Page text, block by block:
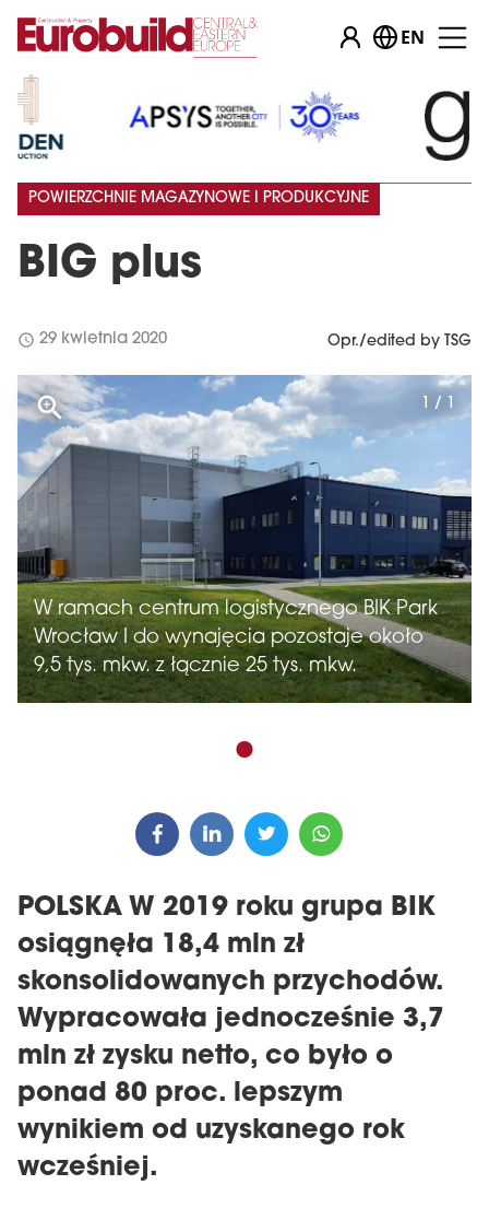
EN
BIG plus
POWIERZCHNIE MAGAZYNOWE I PRODUKCYJNE
schedule 29 kwietnia 2020 Opr./edited by TSG
W ramach centrum logistycznego BIK Park
Wrocław I do wynajęcia pozostaje około
9,5 tys. mkw. z łącznie 25 tys. mkw.
1 / 1
POLSKA W 2019 roku grupa BIK
osiągnęła 18,4 mln zł
skonsolidowanych przychodów.
Wypracowała jednocześnie 3,7
mln zł zysku netto, co było o
ponad 80 proc. lepszym
wynikiem od uzyskanego rok
wcześniej.